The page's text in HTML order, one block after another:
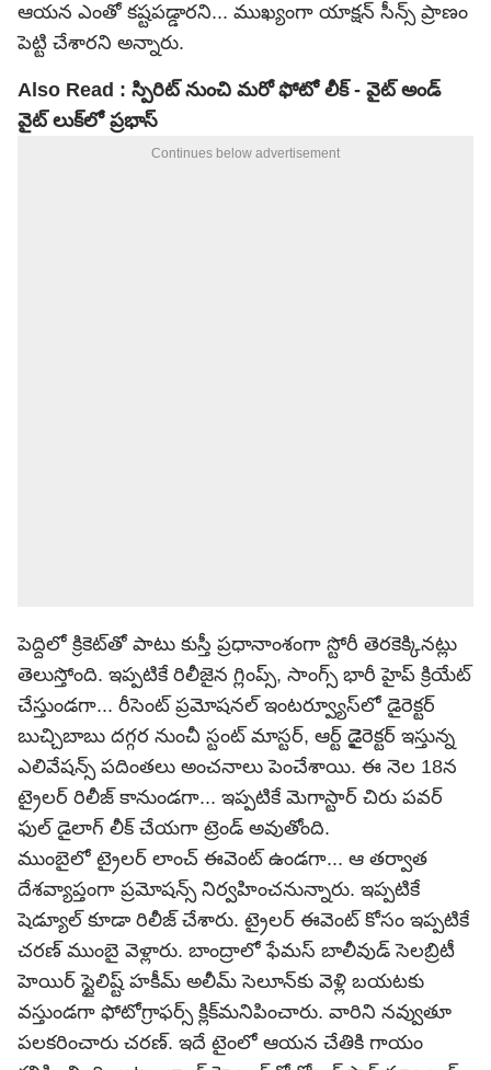
ఆయన ఎంతో కష్టపడ్డారని... ముఖ్యంగా యాక్షన్ సీన్స్ ప్రాణం
పెట్టి చేశారని అన్నారు.
Also Read : స్పిరిట్ నుంచి మరో ఫోటో లీక్ - వైట్ అండ్
వైట్ లుక్‌లో ప్రభాస్
Continues below advertisement
పెద్దిలో క్రికెట్‌తో పాటు కుస్తీ ప్రధానాంశంగా స్టోరీ తెరకెక్కినట్లు
తెలుస్తోంది. ఇప్పటికే రిలీజైన గ్లింప్స్, సాంగ్స్ భారీ హైప్ క్రియేట్
చేస్తుండగా... రీసెంట్ ప్రమోషనల్ ఇంటర్వ్యూస్‌లో డైరెక్టర్
బుచ్చిబాబు దగ్గర నుంచీ స్టంట్ మాస్టర్, ఆర్ట్ డైైరెక్టర్ ఇస్తున్న
ఎలివేషన్స్ పదింతలు అంచనాలు పెంచేశాయి. ఈ నెల 18న
ట్రైలర్ రిలీజ్ కానుండగా... ఇప్పటికే మెగాస్టార్ చిరు పవర్
ఫుల్ డైలాగ్ లీక్ చేయగా ట్రెండ్ అవుతోంది.
ముంబైలో ట్రైలర్ లాంచ్ ఈవెంట్ ఉండగా... ఆ తర్వాత
దేశవ్యాప్తంగా ప్రమోషన్స్ నిర్వహించనున్నారు. ఇప్పటికే
షెడ్యూల్ కూడా రిలీజ్ చేశారు. ట్రైలర్ ఈవెంట్ కోసం ఇప్పటికే
చరణ్ ముంబై వెళ్లారు. బాంద్రాలో ఫేమస్ బాలీవుడ్ సెలబ్రిటీ
హెయిర్ స్టైలిష్ట్ హకీమ్ అలీమ్ సెలూన్‌కు వెళ్లి బయటకు
వస్తుండగా ఫోటోగ్రాఫర్స్ క్లిక్‌మనిపించారు. వారిని నవ్వుతూ
పలకరించారు చరణ్. ఇదే టైంలో ఆయన చేతికి గాయం